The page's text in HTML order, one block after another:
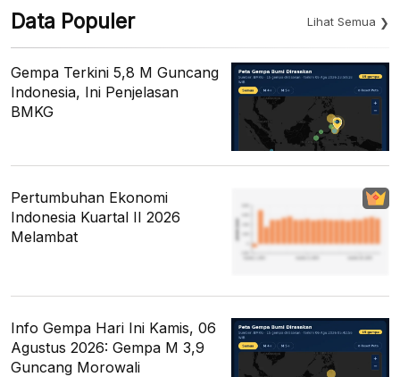
Data Populer Lihat Semua
Gempa Terkini 5,8 M Guncang
Indonesia, Ini Penjelasan
BMKG
Pertumbuhan Ekonomi
Indonesia Kuartal II 2026
Melambat
Info Gempa Hari Ini Kamis, 06
Agustus 2026: Gempa M 3,9
Guncang Morowali